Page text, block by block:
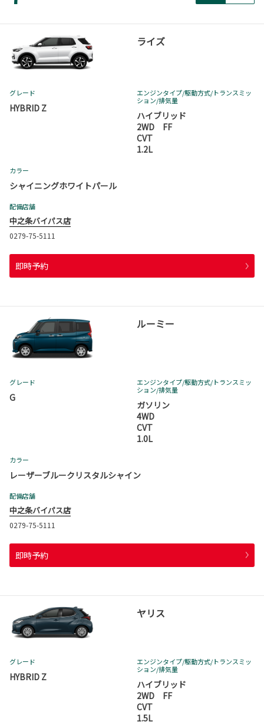
ライズ
グレード
HYBRID Z
エンジンタイプ/駆動方式/トランスミッ
ション/排気量
ハイブリッド
2WD FF
CVT
1.2L
カラー
シャイニングホワイトパール
配備店舗
中之条バイパス店
0279-75-5111
即時予約
ルーミー
グレード
G
エンジンタイプ/駆動方式/トランスミッ
ション/排気量
ガソリン
4WD
CVT
1.0L
カラー
レーザーブルークリスタルシャイン
配備店舗
中之条バイパス店
0279-75-5111
即時予約
ヤリス
グレード
HYBRID Z
エンジンタイプ/駆動方式/トランスミッ
ション/排気量
ハイブリッド
2WD FF
CVT
1.5L